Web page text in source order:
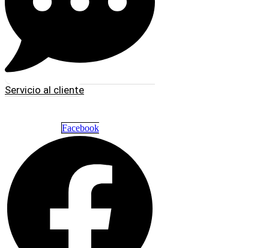
Servicio al cliente
Facebook